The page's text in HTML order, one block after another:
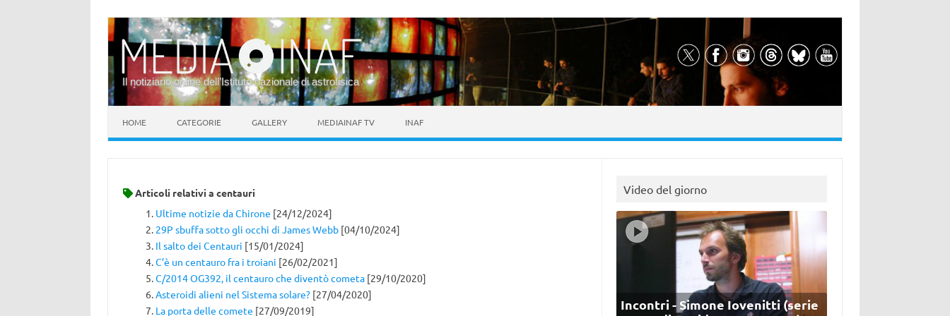
Il notiziario online dell’Istituto nazionale di astrofisica
HOME CATEGORIE GALLERY MEDIAINAF TV INAF
Articoli relativi a centauri
Ultime notizie da Chirone [24/12/2024]
29P sbuffa sotto gli occhi di James Webb[04/10/2024]
Il salto dei Centauri [15/01/2024]
C’è un centauro fra i troiani [26/02/2021]
C/2014 OG392, il centauro che diventò cometa[29/10/2020]
Asteroidi alieni nel Sistema solare?[27/04/2020]
La porta delle comete [27/09/2019]
Video del giorno
Incontri - Simone Iovenitti (serie